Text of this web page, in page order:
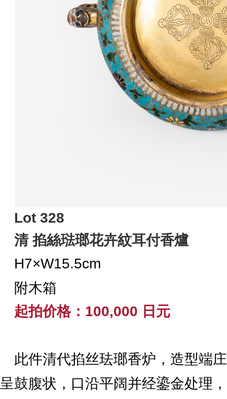
Lot 328
清 掐絲琺瑯花卉紋耳付香爐
H7×W15.5cm
附木箱
起拍价格：100,000 日元
此件清代掐丝珐瑯香炉，造型端
呈鼓腹状，口沿平阔并经鎏金处理